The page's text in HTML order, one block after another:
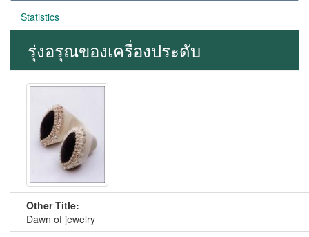
Statistics
รุ่งอรุณของเครื่องประดับ
Other Title:
Dawn of jewelry